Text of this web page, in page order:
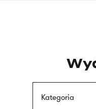
Kategoria